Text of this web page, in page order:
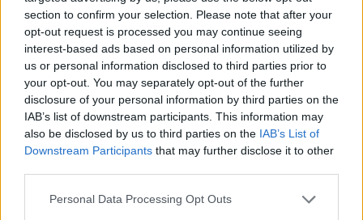
section to confirm your selection. Please note that after your
opt-out request is processed you may continue seeing
interest-based ads based on personal information utilized by
us or personal information disclosed to third parties prior to
your opt-out. You may separately opt-out of the further
disclosure of your personal information by third parties on the
IAB’s list of downstream participants. This information may
also be disclosed by us to third parties on the IAB’s List of
Downstream Participants that may further disclose it to other
Personal Data Processing Opt Outs
komentovaná vycházka sídliště